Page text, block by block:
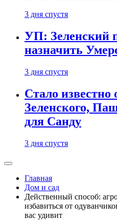
3 дня спустя
УП: Зеленский
назначить
3 дня спустя
Стало известно
Зеленского,
для Санду
3 дня спустя
Главная
Дом и сад
Действенный способ:
избавиться от
вас удивит